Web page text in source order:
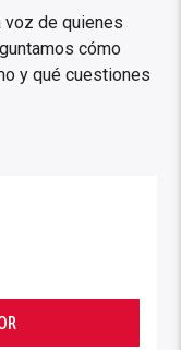
voz de quienes
cómo
y qué cuestiones